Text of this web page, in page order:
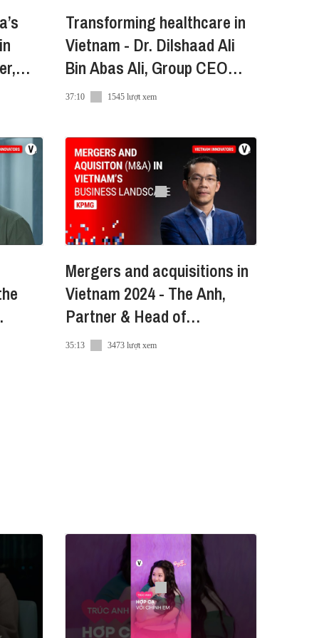
Transforming healthcare in
Vietnam - Dr. Dilshaad Ali
Bin Abas Ali, Group CEO
Hoan My Medical Group
37:10 1545 lượt xem
Mergers and acquisitions in
Vietnam 2024 - The Anh,
Partner & Head of
Corporate Finance, KPMG
35:13 3473 lượt xem